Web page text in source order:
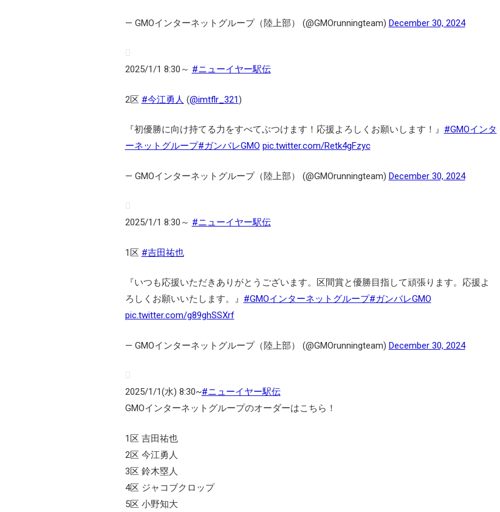
— GMOインターネットグループ（陸上部） (@GMOrunningteam) December 30, 2024
2025/1/1 8:30～ #ニューイヤー駅伝
2区 #今江勇人 (@imtflr_321)
『初優勝に向け持てる力をすべてぶつけます！応援よろしくお願いします！』 #GMOインタ
ーネットグループ#ガンバレGMO pic.twitter.com/Retk4gFzyc
— GMOインターネットグループ（陸上部） (@GMOrunningteam) December 30, 2024
2025/1/1 8:30～ #ニューイヤー駅伝
1区 #吉田祐也
『いつも応援いただきありがとうございます。区間賞と優勝目指して頑張ります。応援よ
ろしくお願いいたします。』 #GMOインターネットグループ#ガンバレGMO
pic.twitter.com/g89ghSSXrf
— GMOインターネットグループ（陸上部） (@GMOrunningteam) December 30, 2024
2025/1/1(水) 8:30~#ニューイヤー駅伝
GMOインターネットグループのオーダーはこちら！
1区 吉田祐也
2区 今江勇人
3区 鈴木塁人
4区 ジャコブクロップ
5区 小野知大